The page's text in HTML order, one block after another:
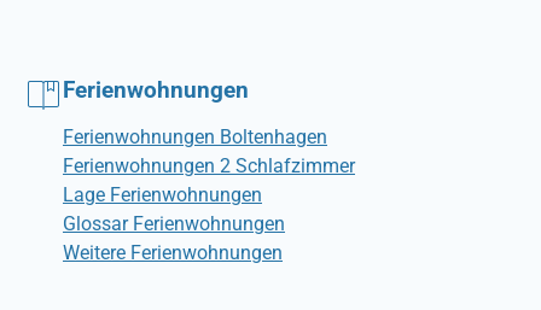
Ferienwohnungen
Ferienwohnungen Boltenhagen
Ferienwohnungen 2 Schlafzimmer
Lage Ferienwohnungen
Glossar Ferienwohnungen
Weitere Ferienwohnungen